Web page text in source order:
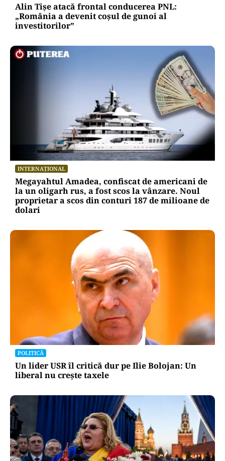
Alin Tișe atacă frontal conducerea PNL:
„România a devenit coșul de gunoi al
investitorilor”
INTERNAȚIONAL
Megayahtul Amadea, confiscat de americani de
la un oligarh rus, a fost scos la vânzare. Noul
proprietar a scos din conturi 187 de milioane de
dolari
POLITICĂ
Un lider USR îl critică dur pe Ilie Bolojan: Un
liberal nu crește taxele